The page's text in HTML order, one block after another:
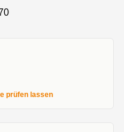
prüfen lassen